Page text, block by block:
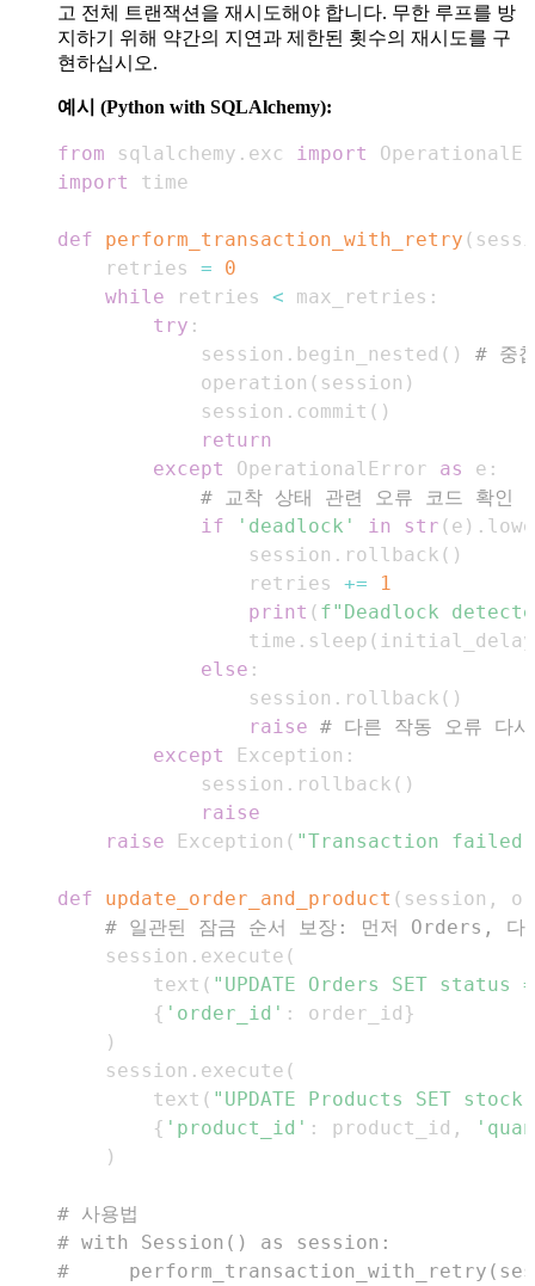
고 전체 트랜잭션을 재시도해야 합니다. 무한 루프를 방
지하기 위해 약간의 지연과 제한된 횟수의 재시도를 구
현하십시오.
예시 (Python with SQLAlchemy):
from sqlalchemy . exc
import
import
def perform_transaction_with_retry (
    retries
=
0
while retries < max_retries :
try :
            session
. begin_nested ( )
# 중
            operation
( session )
            session
. commit ( )
return
except
OperationalError as e :
# 교착 상태 관련 오류 코드 확인
if
'deadlock' in str ( e ) .
                session
. rollback ( )
                retries
+=
1
print ( f"Deadlock
                time
. sleep (
else :
                session
. rollback ( )
raise # 다른 작동 오류 다
except
Exception :
            session
. rollback ( )
raise
raise Exception ( "Transaction
def update_order_and_product ( session ,
# 일관된 잠금 순서 보장: 먼저 Orders,
    session
. execute (
        text
( "UPDATE Orders SET
{ 'order_id' : order_id }
)
    session
. execute (
        text
( "UPDATE Products SET
{ 'product_id' : product_id ,
)
# 사용법
# with Session() as session:
#